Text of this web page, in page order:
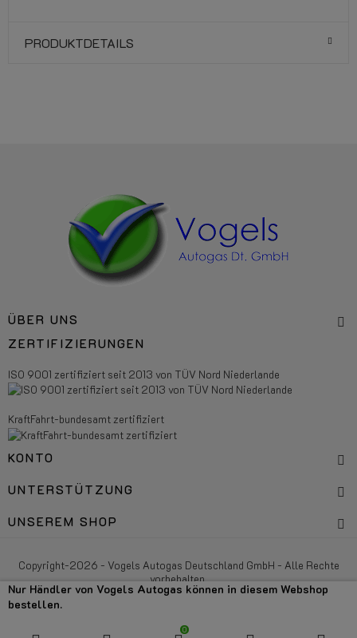
Nur Händler von Vogels Autogas können in diesem Webshop
bestellen.
0
PRODUKTDETAILS
ÜBER UNS
ZERTIFIZIERUNGEN
ISO 9001 zertifiziert seit 2013 von TÜV Nord Niederlande
KraftFahrt-bundesamt zertifiziert
KONTO
UNTERSTÜTZUNG
UNSEREM SHOP
Copyright-2026 - Vogels Autogas Deutschland GmbH - Alle Rechte
vorbehalten.